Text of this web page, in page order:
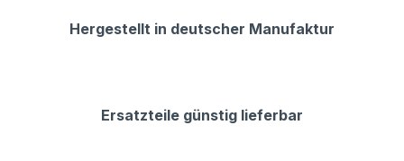
Hergestellt in deutscher Manufaktur
Ersatzteile günstig lieferbar